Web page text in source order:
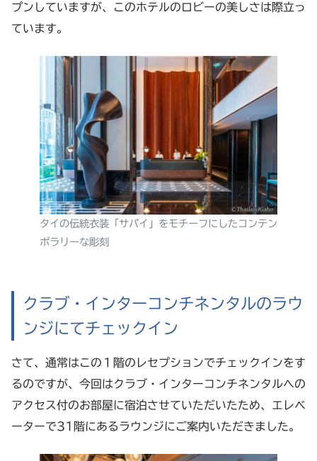
プンしていますが、このホテルのロビーの美しさは際立っ
ています。
タイの伝統衣装「サパイ」をモチーフにしたコンテン
ポラリーな彫刻
クラブ・インターコンチネンタルのラウ
ンジにてチェックイン
さて、通常はこの１階のレセプションでチェックインをす
るのですが、今回はクラブ・インターコンチネンタルへの
アクセス付のお部屋に宿泊させていただいたため、エレベ
ーターで31階にあるラウンジにご案内いただきました。